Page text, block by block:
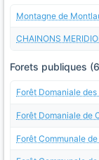
Montagne de
CHAINONS
Forets publiques
Forêt Domaniale
Forêt Domaniale de
Forêt Communale